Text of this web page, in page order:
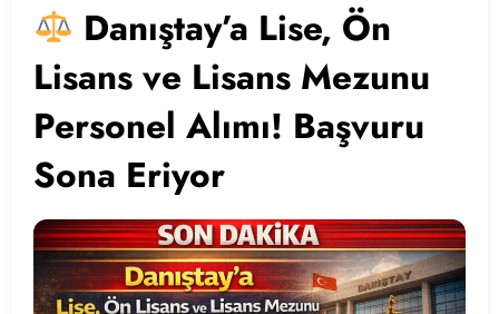
Danıştay’a Lise, Ön
Lisans ve Lisans Mezunu
Personel Alımı! Başvuru
Sona Eriyor